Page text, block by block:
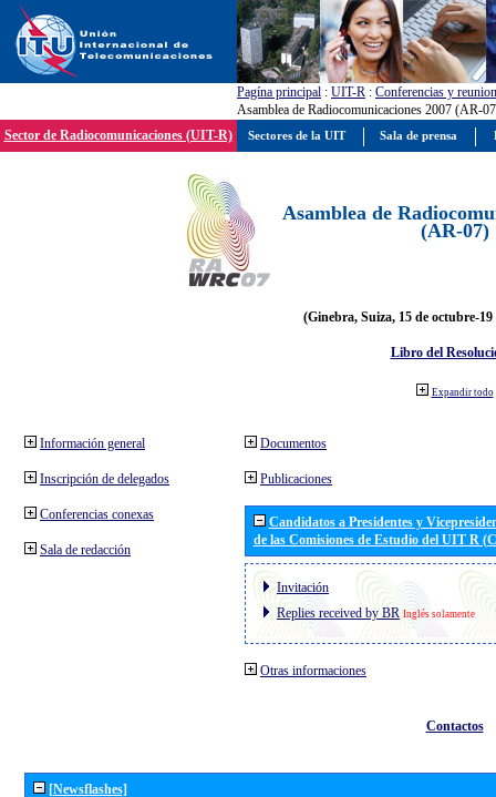
Pagína principal : UIT-R : Conferencias y
Asamblea de Radiocomunicaciones 2007 (AR-
Sector de Radiocomunicaciones (UIT-R)
Asamblea de
(AR-07)
(Ginebra, Suiza, 15 de octubre-19
Libro del
Expandir todo
Información general
Inscripción de delegados
Conferencias conexas
Sala de redacción
Documentos
Publicaciones
Candidatos a Presidentes y
de las Comisiones de Estudio del UIT R
Invitación
Replies received by BR Inglés solamente
Otras informaciones
Contactos
[Newsflashes]
Sectores de la UIT Sala de prensa